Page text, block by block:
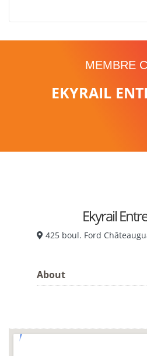
MEMBRE
EKYRAIL
Ekyrail
425 boul. Ford
About